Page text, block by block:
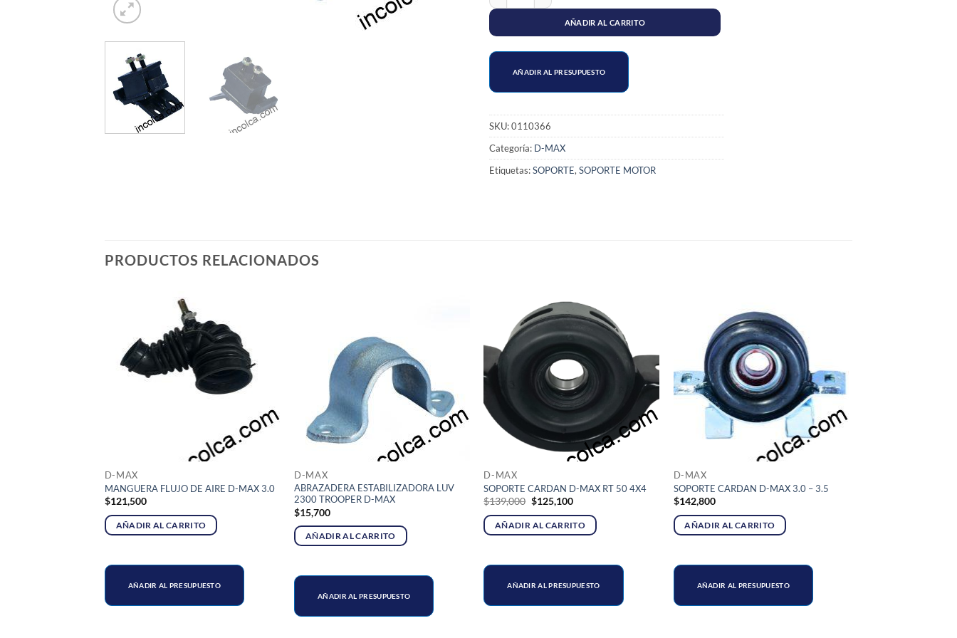
AÑADIR AL CARRITO
AÑADIR AL PRESUPUESTO
SKU:0110366
Categoría: D-MAX
Etiquetas:SOPORTE, SOPORTE MOTOR
PRODUCTOS RELACIONADOS
D-MAX
MANGUERA FLUJO DE AIRE D-MAX 3.0
$121,500
AÑADIR AL CARRITO
AÑADIR AL PRESUPUESTO
D-MAX
ABRAZADERA ESTABILIZADORA LUV
2300 TROOPER D-MAX
$15,700
AÑADIR AL CARRITO
AÑADIR AL PRESUPUESTO
D-MAX
SOPORTE CARDAN D-MAX RT 50 4X4
$139,000 El
precio
original
era:
$125,100El
actual
es:
AÑADIR AL CARRITO
AÑADIR AL PRESUPUESTO
D-MAX
SOPORTE CARDAN D-MAX 3.0 – 3.5
$142,800
AÑADIR AL CARRITO
AÑADIR AL PRESUPUESTO